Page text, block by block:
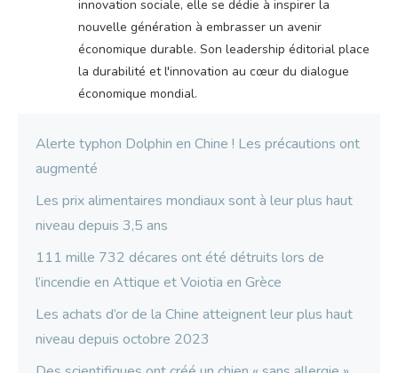
innovation sociale, elle se dédie à inspirer la
nouvelle génération à embrasser un avenir
économique durable. Son leadership éditorial place
la durabilité et l'innovation au cœur du dialogue
économique mondial.
Alerte typhon Dolphin en Chine ! Les précautions ont
augmenté
Les prix alimentaires mondiaux sont à leur plus haut
niveau depuis 3,5 ans
111 mille 732 décares ont été détruits lors de
l’incendie en Attique et Voiotia en Grèce
Les achats d’or de la Chine atteignent leur plus haut
niveau depuis octobre 2023